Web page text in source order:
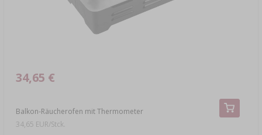
Balkon-Räucherofen mit Thermometer
34,65 €
34,65 EUR/Stck.